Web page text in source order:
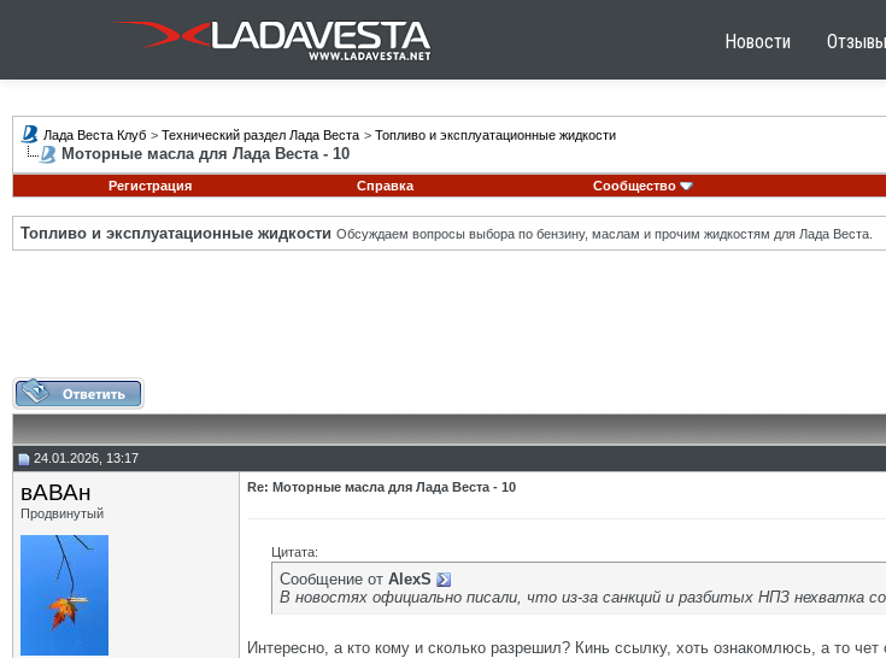
Новости Отзывы
Лада Веста Клуб > Технический раздел Лада Веста > Топливо и эксплуатационные жидкости
Моторные масла для Лада Веста - 10
Регистрация
Справка Сообщество
Топливо и эксплуатационные жидкости Обсуждаем вопросы выбора по бензину, маслам и прочим жидкостям для Лада Веста.
24.01.2026, 13:17
вАВАн
Продвинутый
Re: Моторные масла для Лада Веста - 10
Цитата:
Сообщение от AlexS
В новостях официально писали, что из-за санкций и разбитых НПЗ нехватка
Интересно, а кто кому и сколько разрешил? Кинь ссылку, хоть ознакомлюсь, а то чет